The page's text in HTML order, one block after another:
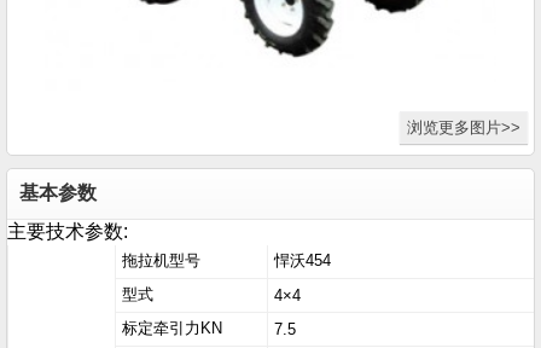
浏览更多图片>>
基本参数
主要技术参数:
拖拉机型号
悍沃454
型式
4×4
标定牵引力KN
7.5